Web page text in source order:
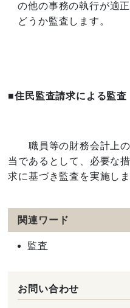
の他の事務の執行が適
どうか監査します。
■住民監査請求による監査
職員等の財務会計上の
当であるとして、必要な
求に基づき監査を実施しま
関連ワード
監査
お問い合わせ